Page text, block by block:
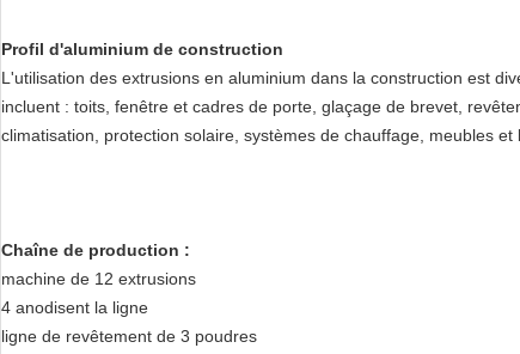
Profil d'aluminium de construction
L'utilisation des extrusions en aluminium dans la construction est
incluent : toits, fenêtre et cadres de porte, glaçage de brevet,
climatisation, protection solaire, systèmes de chauffage, meubles et
Chaîne de production :
machine de 12 extrusions
4 anodisent la ligne
ligne de revêtement de 3 poudres